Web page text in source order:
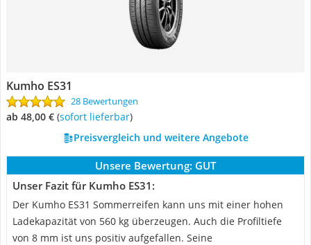
Kumho ES31
28 Bewertungen
ab 48,00 € ( Sofort lieferbar)
Preisvergleich und weitere Angebote
Unsere Bewertung: GUT
Unser Fazit für Kumho ES31:
Der Kumho ES31 Sommerreifen kann uns mit einer hohen
Ladekapazität von 560 kg überzeugen. Auch die Profiltiefe
von 8 mm ist uns positiv aufgefallen. Seine